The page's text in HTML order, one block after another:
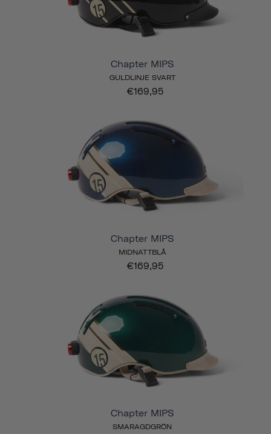
Chapter MIPS
GULDLINJE SVART
€169,95
Chapter MIPS
MIDNATTBLÅ
€169,95
Chapter MIPS
SMARAGDGRÖN